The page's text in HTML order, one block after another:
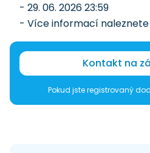
- 29. 06. 2026 23:59
- Více informací
Kontakt na
Pokud jste registrovaný